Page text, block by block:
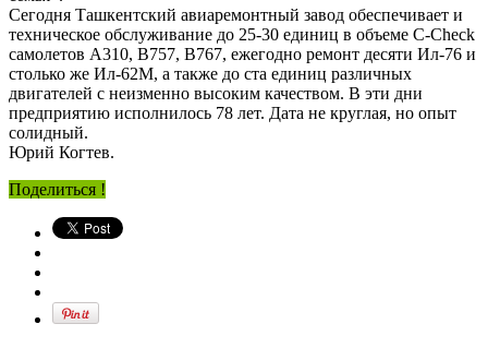
Сегодня Ташкентский авиаремонтный завод обеспечивает и
техническое обслуживание до 25-30 единиц в объеме C-Chеck
самолетов А310, В757, В767, ежегодно ремонт десяти Ил-76 и
столько же Ил-62М, а также до ста единиц различных
двигателей с неизменно высоким качеством. В эти дни
предприятию исполнилось 78 лет. Дата не круглая, но опыт
солидный.
Юрий Когтев.
Поделиться !